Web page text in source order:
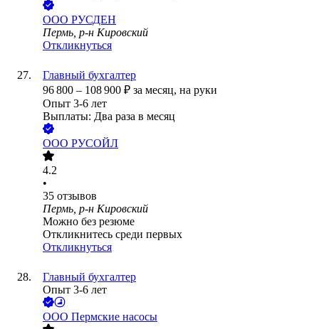
ООО РУСДЕН
Пермь, р-н Кировский
Откликнуться
Главный бухгалтер
96 800 – 108 900 ₽ за месяц, на руки
Опыт 3-6 лет
Выплаты: Два раза в месяц
ООО РУСОЙЛ
4.2
•
35 отзывов
Пермь, р-н Кировский
Можно без резюме
Откликнитесь среди первых
Откликнуться
Главный бухгалтер
Опыт 3-6 лет
ООО Пермские насосы